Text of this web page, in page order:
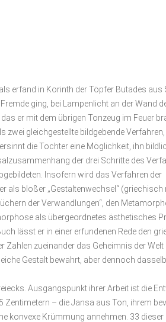
erfand in Korinth der Töpfer Butades aus
ging, bei Lampenlicht an der Wand
er mit dem übrigen Tonzeug im Feuer
zwei gleichgestellte bildgebende Verfahren,
die Tochter eine Möglichkeit, ihn
der drei Schritte des
Insofern wird das Verfahren der
als bloßer „Gestaltenwechsel“ (griechisch
der Verwandlungen“, den
als übergeordnetes ästhetisches
lässt er in einer erfundenen Rede den
Zahlen zueinander das Geheimnis der
Gestalt bewahrt, aber dennoch
Ausgangspunkt ihrer Arbeit ist die
Zentimetern – die Jansa aus Ton, ihrem
konvexe Krümmung annehmen. 33 dieser